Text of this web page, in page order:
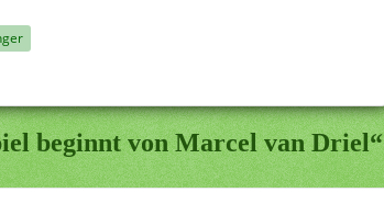
beginnt von Marcel van Driel“